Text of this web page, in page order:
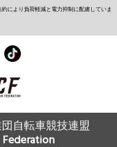
により負荷軽減と電力抑制に配慮していま
自転車競技連盟